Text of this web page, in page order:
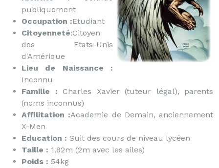
publiquement
Occupation :Etudiant
Citoyenneté:Citoyen
des Etats-Unis
d'Amérique
Lieu de Naissance :
Inconnu
Famille : Charles Xavier (tuteur légal), parents
(noms inconnus)
Affilitation :Academie de Demain, anciennement
X-Men
Education : Suit des cours de niveau lycéen
Taille : 1,82m (2m avec les ailes)
Poids : 54kg